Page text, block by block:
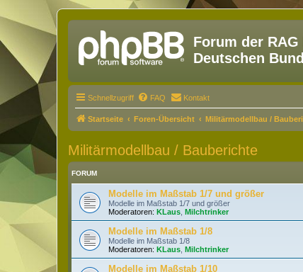
Forum der
Deutschen
Schnellzugriff FAQ Kontakt
Startseite Foren-Übersicht Militärmodellbau /
Militärmodellbau / Bauberichte
FORUM
Modelle im Maßstab 1/7 und größer
Modelle im Maßstab 1/7 und größer
Moderatoren: KLaus Milchtrinker
Modelle im Maßstab 1/8
Modelle im Maßstab 1/8
Moderatoren: KLaus Milchtrinker
Modelle im Maßstab 1/10